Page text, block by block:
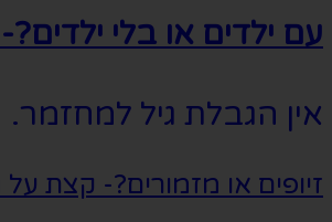
עם ילדים או בלי
אין הגבלת גיל למחזמר.
זיופים או מזמורים?- קצת